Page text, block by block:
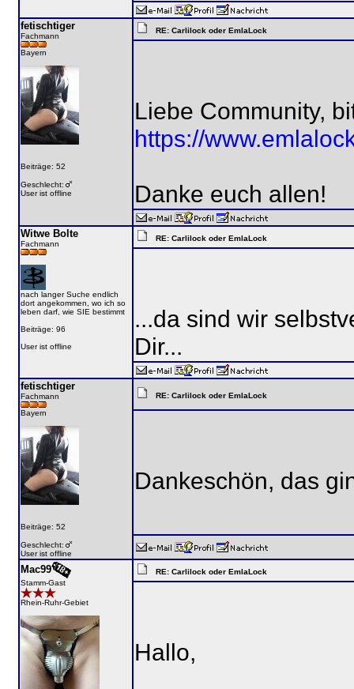
fetischtiger
Fachmann
Bayern
Beiträge: 52
Geschlecht:
User ist offline
RE: Carlilock oder EmlaLock
Liebe Community,
https://
Danke euch allen!
Witwe Bolte
Fachmann
nach langer Suche endlich
dort angekommen, wo ich so
leben darf, wie SIE bestimmt
Beiträge: 96
User ist offline
RE: Carlilock oder EmlaLock
...da sind wir
Dir...
fetischtiger
Fachmann
Bayern
Beiträge: 52
Geschlecht:
User ist offline
RE: Carlilock oder EmlaLock
Dankeschön, das
Mac99
Stamm-Gast
Rhein-Ruhr-Gebiet
RE: Carlilock oder EmlaLock
Hallo,